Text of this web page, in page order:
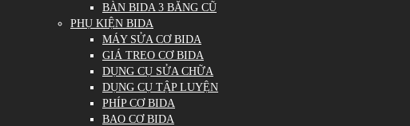
BÀN BIDA 3 BĂNG CŨ
PHỤ KIỆN BIDA
MÁY SỬA CƠ BIDA
GIÁ TREO CƠ BIDA
DỤNG CỤ SỬA CHỮA
DỤNG CỤ TẬP LUYỆN
PHÍP CƠ BIDA
BAO CƠ BIDA